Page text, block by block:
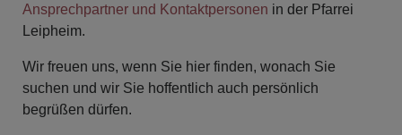
Ansprechpartner und Kontaktpersonen in der Pfarrei
Leipheim.
Wir freuen uns, wenn Sie hier finden, wonach Sie
suchen und wir Sie hoffentlich auch persönlich
begrüßen dürfen.